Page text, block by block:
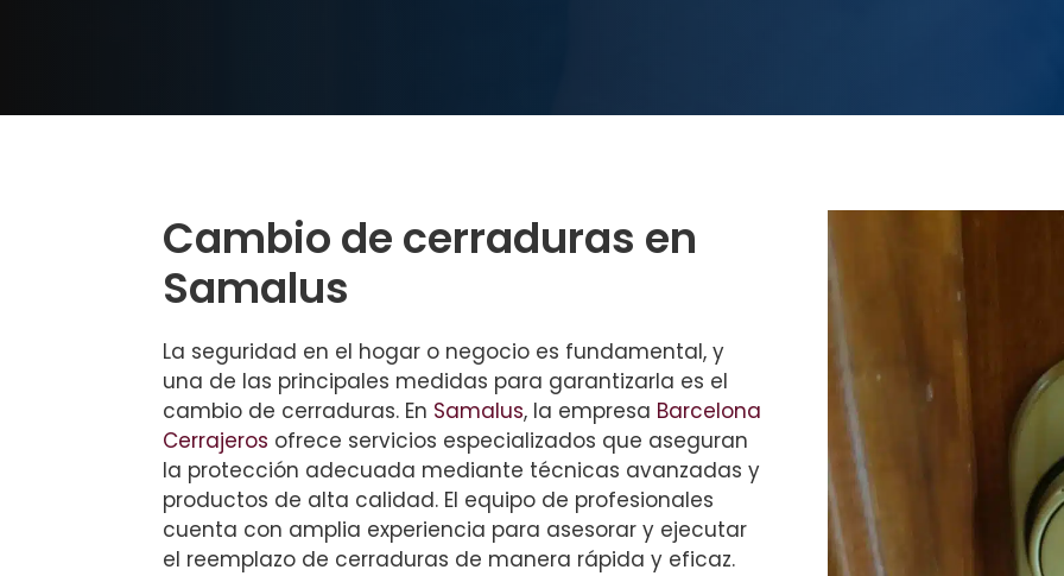
Cambio de cerraduras en
Samalus
La seguridad en el hogar o negocio es fundamental, y
una de las principales medidas para garantizarla es el
cambio de cerraduras. En Samalus, la empresa Barcelona
Cerrajeros ofrece servicios especializados que aseguran
la protección adecuada mediante técnicas avanzadas y
productos de alta calidad. El equipo de profesionales
cuenta con amplia experiencia para asesorar y ejecutar
el reemplazo de cerraduras de manera rápida y eficaz.